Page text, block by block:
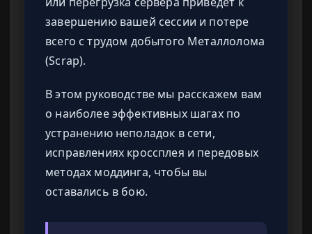
завершению вашей сессии и потере
всего с трудом добытого Металлолома
(Scrap).
В этом руководстве мы расскажем вам
о наиболее эффективных шагах по
устранению неполадок в сети,
исправлениях кроссплея и передовых
методах моддинга, чтобы вы
оставались в бою.